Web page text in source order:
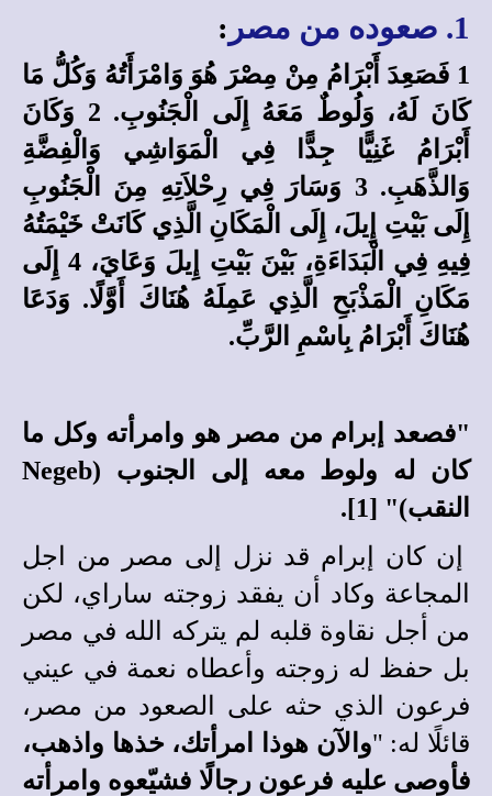
1. صعوده من مصر :
1 فَصَعِدَ أَبْرَامُ مِنْ مِصْرَ هُوَ وَامْرَأَتُهُ وَكُلُّ مَا
كَانَ لَهُ، وَلُوطٌ مَعَهُ إِلَى الْجَنُوبِ. 2 وَكَانَ
أَبْرَامُ غَنِيًّا جِدًّا فِي الْمَوَاشِي وَالْفِضَّةِ
وَالذَّهَبِ. 3 وَسَارَ فِي رِحْلاَتِهِ مِنَ الْجَنُوبِ
إِلَى بَيْتِ إِيلَ، إِلَى الْمَكَانِ الَّذِي كَانَتْ خَيْمَتُهُ
فِيهِ فِي الْبَدَاءَةِ، بَيْنَ بَيْتِ إِيلَ وَعَايَ، 4 إِلَى
مَكَانِ الْمَذْبَحِ الَّذِي عَمِلَهُ هُنَاكَ أَوَّلًا. وَدَعَا
هُنَاكَ أَبْرَامُ بِاسْمِ الرَّبِّ.
"فصعد إبرام من مصر هو وامرأته وكل ما
كان له ولوط معه إلى الجنوب (Negeb
النقب)" [1].
إن كان إبرام قد نزل إلى مصر من اجل
المجاعة وكاد أن يفقد زوجته ساراي، لكن
من أجل نقاوة قلبه لم يتركه الله في مصر
بل حفظ له زوجته وأعطاه نعمة في عيني
فرعون الذي حثه على الصعود من مصر،
قائلًا له: "والآن هوذا امرأتك، خذها واذهب،
فأوصى عليه فرعون رجالًا فشيّعوه وامرأته